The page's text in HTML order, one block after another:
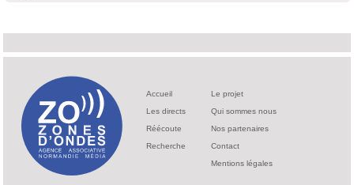
Accueil
Les directs
Réécoute
Recherche
Le projet
Qui sommes nous
Nos partenaires
Contact
Mentions légales